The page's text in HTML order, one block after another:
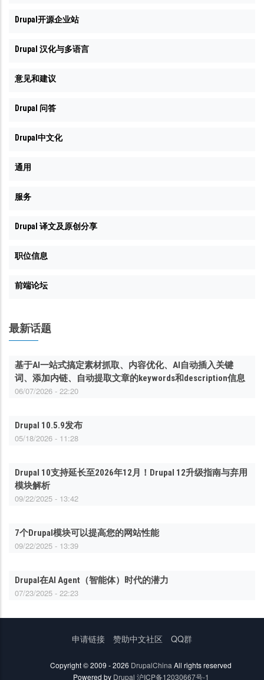
Drupal开源企业站
Drupal 汉化与多语言
意见和建议
Drupal 问答
Drupal中文化
通用
服务
Drupal 译文及原创分享
职位信息
前端论坛
最新话题
基于AI一站式搞定素材抓取、内容优化、AI自动插入关键
词、添加内链、自动提取文章的keywords和description信息
06/07/2026 - 22:20
Drupal 10.5.9发布
05/18/2026 - 11:28
Drupal 10支持延长至2026年12月！Drupal 12升级指南与弃用
模块解析
09/22/2025 - 13:42
7个Drupal模块可以提高您的网站性能
09/22/2025 - 13:39
Drupal在AI Agent（智能体）时代的潜力
07/23/2025 - 22:23
申请链接 赞助中文社区 QQ群
Copyright © 2009 - 2026 DrupalChina All rights reserved
Powered by Drupal 沪ICP备12030667号-1